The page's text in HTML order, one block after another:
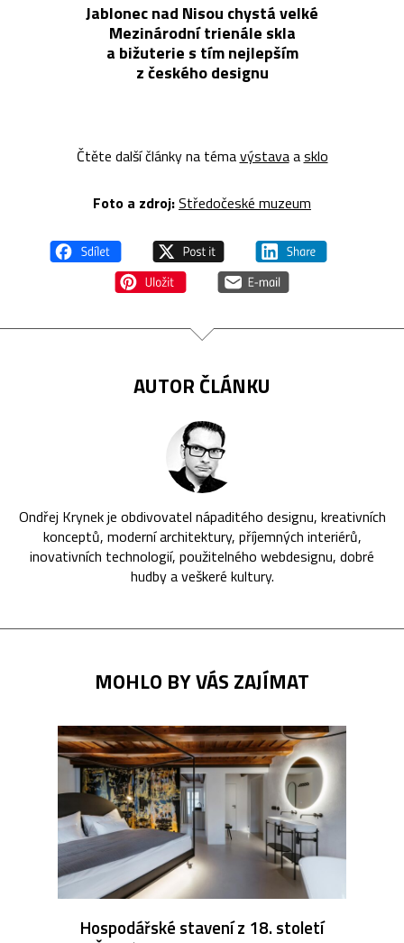
Jablonec nad Nisou chystá velké
Mezinárodní trienále skla
a bižuterie s tím nejlepším
z českého designu
Čtěte další články na témavýstavaasklo
Foto a zdroj:Středočeské muzeum
AUTOR ČLÁNKU
Ondřej Krynek je obdivovatel nápaditého designu, kreativních
konceptů, moderní architektury, příjemných interiérů,
inovativních technologií, použitelného webdesignu, dobré
hudby a veškeré kultury.
MOHLO BY VÁS ZAJÍMAT
Hospodářské stavení z 18. století